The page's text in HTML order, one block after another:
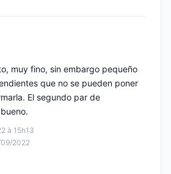
à 15h13
09/2022
muy fino, sin embargo pequeño
que no se pueden poner
El segundo par de